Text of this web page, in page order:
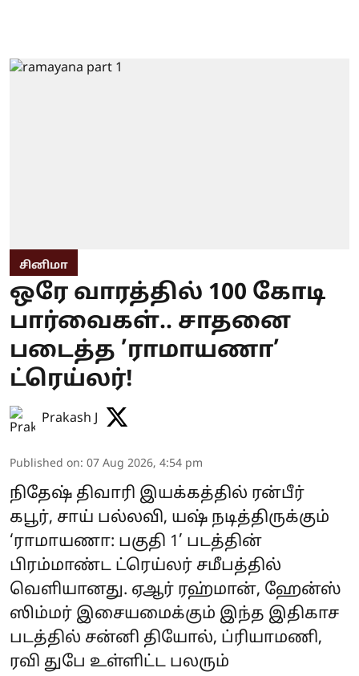
சினிமா
ஒரே வாரத்தில் 100 கோடி
பார்வைகள்.. சாதனை
படைத்த ’ராமாயணா’
ட்ரெய்லர்!
Prakash J
Published on: 07 Aug 2026, 4:54 pm
நிதேஷ் திவாரி இயக்கத்தில் ரன்பீர்
கபூர், சாய் பல்லவி, யஷ் நடித்திருக்கும்
‘ராமாயணா: பகுதி 1’ படத்தின்
பிரம்மாண்ட ட்ரெய்லர் சமீபத்தில்
வெளியானது. ஏஆர் ரஹ்மான், ஹேன்ஸ்
ஸிம்மர் இசையமைக்கும் இந்த இதிகாச
படத்தில் சன்னி தியோல், ப்ரியாமணி,
ரவி துபே உள்ளிட்ட பலரும்